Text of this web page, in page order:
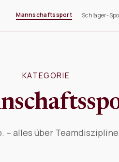
Mannschaftssport Schläger-
KATEGORIE
– alles über